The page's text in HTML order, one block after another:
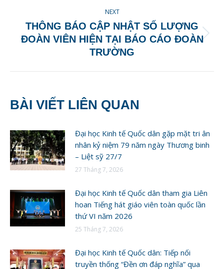
NEXT
Next
post:
THÔNG BÁO CẬP NHẬT SỐ LƯỢNG
ĐOÀN VIÊN HIỆN TẠI BÁO CÁO ĐOÀN
TRƯỜNG
BÀI VIẾT LIÊN QUAN
Đại học Kinh tế Quốc dân gặp mặt tri ân
nhân kỷ niệm 79 năm ngày Thương binh
– Liệt sỹ 27/7
27 Tháng 7, 2026
Đại học Kinh tế Quốc dân tham gia Liên
hoan Tiếng hát giáo viên toàn quốc lần
thứ VI năm 2026
25 Tháng 7, 2026
Đại học Kinh tế Quốc dân: Tiếp nối
truyền thống “Đền ơn đáp nghĩa” qua